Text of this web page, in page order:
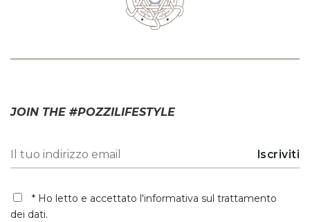
JOIN THE #POZZILIFESTYLE
* Ho letto e accettato l'informativa sul trattamento
dei dati.